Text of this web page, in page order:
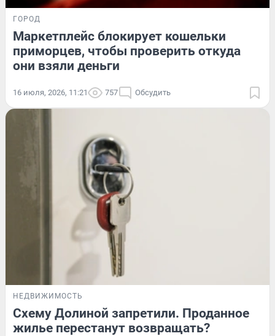
ГОРОД
Маркетплейс блокирует кошельки
приморцев, чтобы проверить откуда
они взяли деньги
16 июля, 2026, 11:21 757 Обсудить
НЕДВИЖИМОСТЬ
Схему Долиной запретили. Проданное
жилье перестанут возвращать?